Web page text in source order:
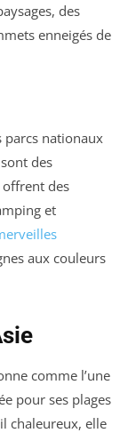
des
enneigés de
parcs nationaux
sont des
offrent des
et
aux couleurs
comme l’une
pour ses plages
chaleureux, elle